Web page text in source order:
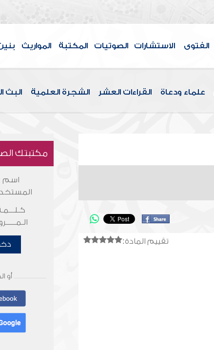
الفتوى الاستشارات الصوتيات المكتبة المواريث
علماء ودعاة القراءات العشر الشجرة العلمية البث
تقييم المادة:
مكتبتك
اسم
أو